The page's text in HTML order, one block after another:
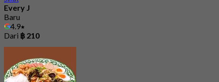
Every J
Baru
4.9
Dari ฿ 210